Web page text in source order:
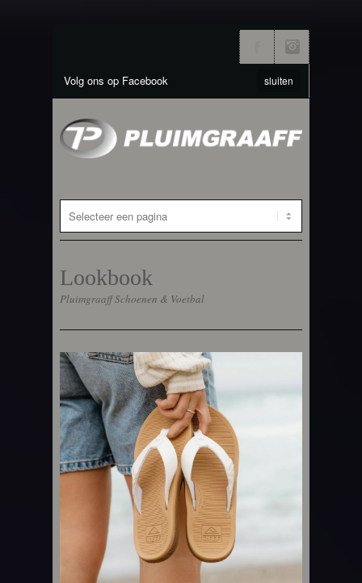
Volg ons op Facebook sluiten
Lookbook
Pluimgraaff Schoenen & Voetbal